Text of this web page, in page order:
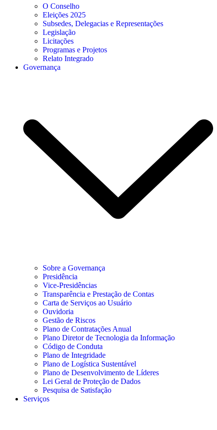
O Conselho
Eleições 2025
Subsedes, Delegacias e Representações
Legislação
Licitações
Programas e Projetos
Relato Integrado
Governança
Sobre a Governança
Presidência
Vice-Presidências
Transparência e Prestação de Contas
Carta de Serviços ao Usuário
Ouvidoria
Gestão de Riscos
Plano de Contratações Anual
Plano Diretor de Tecnologia da Informação
Código de Conduta
Plano de Integridade
Plano de Logística Sustentável
Plano de Desenvolvimento de Líderes
Lei Geral de Proteção de Dados
Pesquisa de Satisfação
Serviços